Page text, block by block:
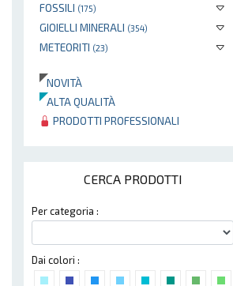
FOSSILI (175)
GIOIELLI MINERALI (354)
METEORITI (23)
NOVITÀ
ALTA QUALITÀ
PRODOTTI PROFESSIONALI
CERCA PRODOTTI
Per categoria :
Dai colori :